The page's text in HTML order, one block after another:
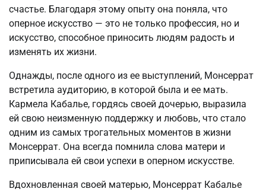
счастье. Благодаря этому опыту она поняла, что
оперное искусство — это не только профессия, но и
искусство, способное приносить людям радость и
изменять их жизни.
Однажды, после одного из ее выступлений, Монсеррат
встретила аудиторию, в которой была и ее мать.
Кармела Кабалье, гордясь своей дочерью, выразила
ей свою неизменную поддержку и любовь, что стало
одним из самых трогательных моментов в жизни
Монсеррат. Она всегда помнила слова матери и
приписывала ей свои успехи в оперном искусстве.
Вдохновленная своей матерью, Монсеррат Кабалье